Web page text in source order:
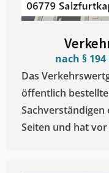
nach §
Das
öffentlich
Sachverständigen
Seiten und hat